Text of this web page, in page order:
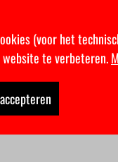
(voor het
te verbeteren.